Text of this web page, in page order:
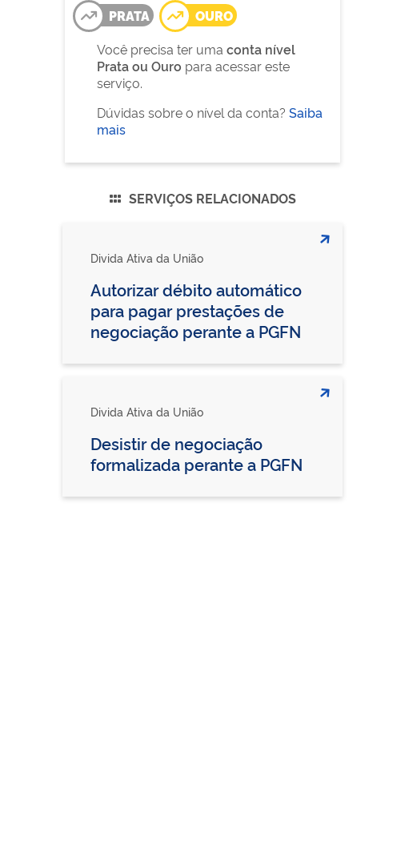
PRATA
OURO
Você precisa ter uma conta nível
Prata ou Ouro para acessar este
serviço.
Dúvidas sobre o nível da conta? Saiba
mais
SERVIÇOS RELACIONADOS
Divida Ativa da União
Autorizar débito automático
para pagar prestações de
negociação perante a PGFN
Divida Ativa da União
Desistir de negociação
formalizada perante a PGFN